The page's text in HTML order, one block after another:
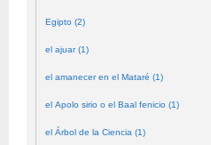
Egipto (2)
el ajuar (1)
el amanecer en el Mataré (1)
el Apolo sirio o el Baal fenicio (1)
el Árbol de la Ciencia (1)